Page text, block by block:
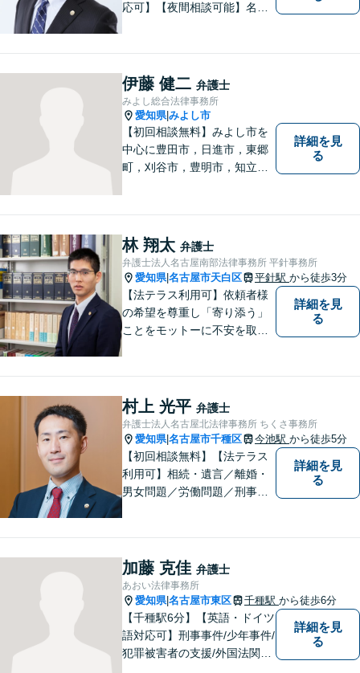
応可】【夜間相談可能】名古
伊藤 健二 弁護士
みよし総合法律事務所
愛知県|みよし市
【初回相談無料】みよし市を
中心に豊田市，日進市，東郷
町，刈谷市，豊明市，知立市
にこだわり，依頼者との「信
頼関係」を大切にしていま
す。
詳細を見
る
林 翔太 弁護士
弁護士法人名古屋南部法律事務所 平針事務所
愛知県|名古屋市天白区 平針駅 から徒歩3分
【法テラス利用可】依頼者様
の希望を尊重し「寄り添う」
ことをモットーに不安を取り
添った対応が可能です。お気
軽にご相談ください。
詳細を見
る
村上 光平 弁護士
弁護士法人名古屋北法律事務所 ちくさ事務所
愛知県|名古屋市千種区 今池駅 から徒歩5分
【初回相談無料】【法テラス
利用可】相続・遺言／離婚・
男女問題／労働問題／刑事事
ご提供。小さなお困り事でも
構いません【夜間・休日面
談】【完全個室】【今池駅3
分】
詳細を見
る
加藤 克佳 弁護士
あおい法律事務所
愛知県|名古屋市東区 千種駅 から徒歩6分
【千種駅6分】【英語・ドイツ
語対応可】刑事事件/少年事件/
犯罪被害者の支援/外国法関連/
詳細を見
る